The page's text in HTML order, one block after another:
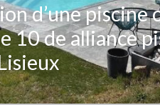
d’une piscine
10 de alliance
piscine dans votre jardin